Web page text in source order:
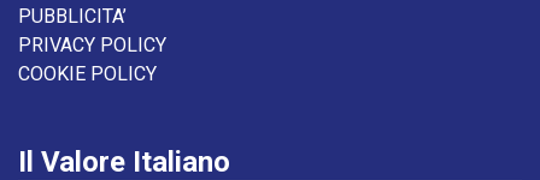
PUBBLICITA’
PRIVACY POLICY
COOKIE POLICY
Il Valore Italiano